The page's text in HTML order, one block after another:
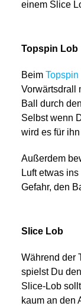
einem Slice
Topspin Lob
Beim Topspin
Vorwärtsdrall
Ball durch
Selbst wenn
wird es für
Außerdem
Luft etwas
Gefahr, den
Slice Lob
Während der
spielst Du den
Slice-Lob
kaum an den